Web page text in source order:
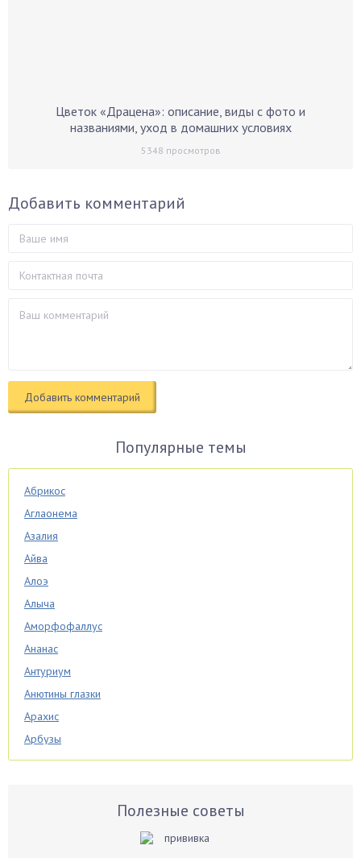
Цветок «Драцена»: описание, виды с фото и
названиями, уход в домашних условиях
5348 просмотров
Добавить комментарий
Популярные темы
Абрикос
Аглаонема
Азалия
Айва
Алоэ
Алыча
Аморфофаллус
Ананас
Антуриум
Анютины глазки
Арахис
Арбузы
Аспарагус
Полезные советы